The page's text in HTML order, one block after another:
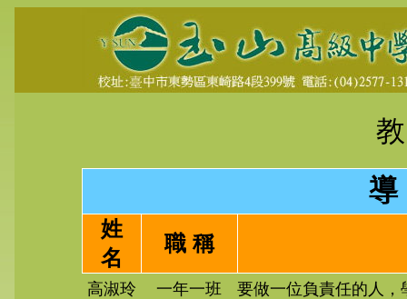
姓
名
職 稱
高淑玲 一年一班
要做一位負責任的人